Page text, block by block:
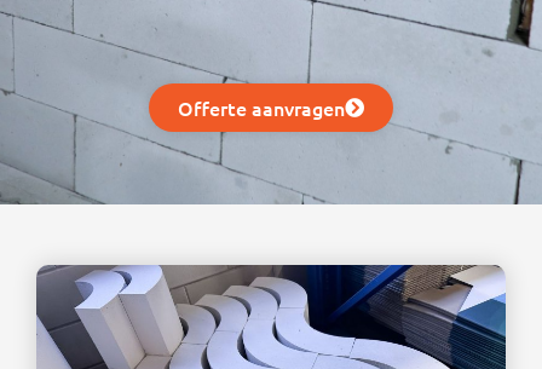
Offerte aanvragen